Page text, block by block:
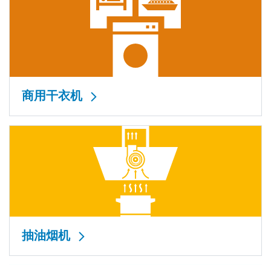
商用干衣机
抽油烟机